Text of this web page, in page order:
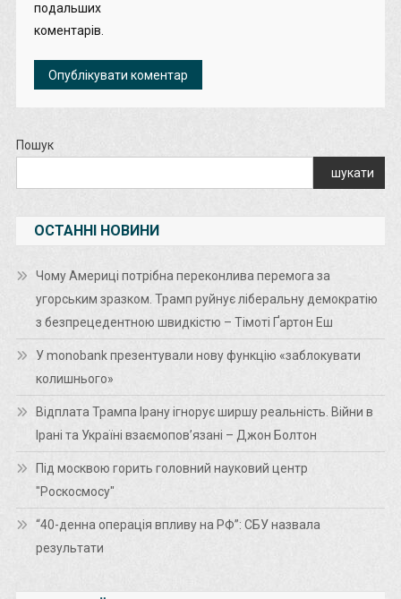
подальших
коментарів.
Пошук
шукати
ОСТАННІ НОВИНИ
Чому Америці потрібна переконлива перемога за
угорським зразком. Трамп руйнує ліберальну демократію
з безпрецедентною швидкістю – Тімоті Ґартон Еш
У monobank презентували нову функцію «заблокувати
колишнього»
Відплата Трампа Ірану ігнорує ширшу реальність. Війни в
Ірані та Україні взаємопов’язані – Джон Болтон
Під москвою горить головний науковий центр
"Роскосмосу"
“40-денна операція впливу на РФ”: СБУ назвала
результати